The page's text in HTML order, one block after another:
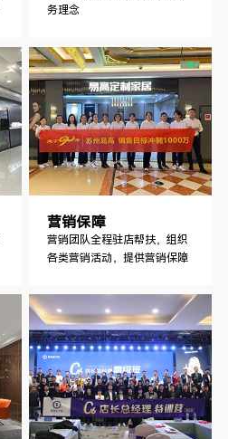
务理念
营销保障
营销团队全程驻店帮扶，组织
各类营销活动，提供营销保障